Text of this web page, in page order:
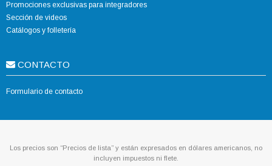
Promociones exclusivas para integradores
Sección de videos
Catálogos y folletería
CONTACTO
Formulario de contacto
Los precios son “Precios de lista” y están expresados en dólares americanos, no
incluyen impuestos ni flete.